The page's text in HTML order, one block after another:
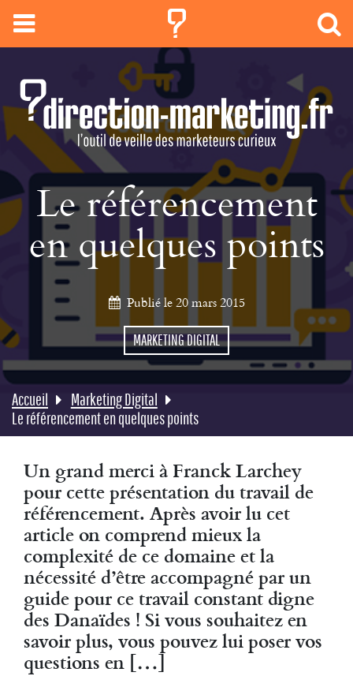
Le référencement
en quelques points
Publié le 20 mars 2015
MARKETING DIGITAL
Accueil
Marketing Digital
Le référencement en quelques points
Un grand merci à Franck Larchey
pour cette présentation du travail de
référencement. Après avoir lu cet
article on comprend mieux la
complexité de ce domaine et la
nécessité d’être accompagné par un
guide pour ce travail constant digne
des Danaïdes ! Si vous souhaitez en
savoir plus, vous pouvez lui poser vos
questions en […]